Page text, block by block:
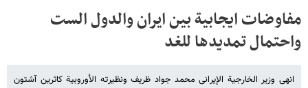
مفاوضات ایجابیة بین ایران والدول الست
واحتمال تمدیدها للغد
انهى وزیر الخارجیة الإیرانی محمد جواد ظریف ونظیرته الأوروبیة کاثرین آشتون